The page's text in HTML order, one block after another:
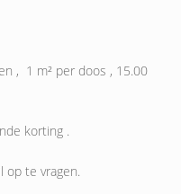
, 1 m² per doos , 15.00
korting .
op te vragen.